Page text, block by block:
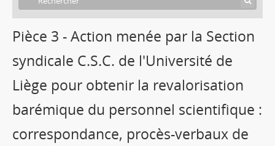
Pièce 3 - Action menée par la Section
syndicale C.S.C. de l'Université de
Liège pour obtenir la revalorisation
barémique du personnel scientifique :
correspondance, procès-verbaux de